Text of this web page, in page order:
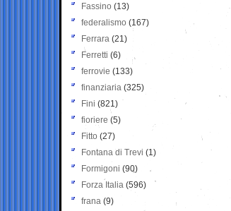
Fassino (13)
federalismo (167)
Ferrara (21)
Ferretti (6)
ferrovie (133)
finanziaria (325)
Fini (821)
fioriere (5)
Fitto (27)
Fontana di Trevi (1)
Formigoni (90)
Forza Italia (596)
frana (9)